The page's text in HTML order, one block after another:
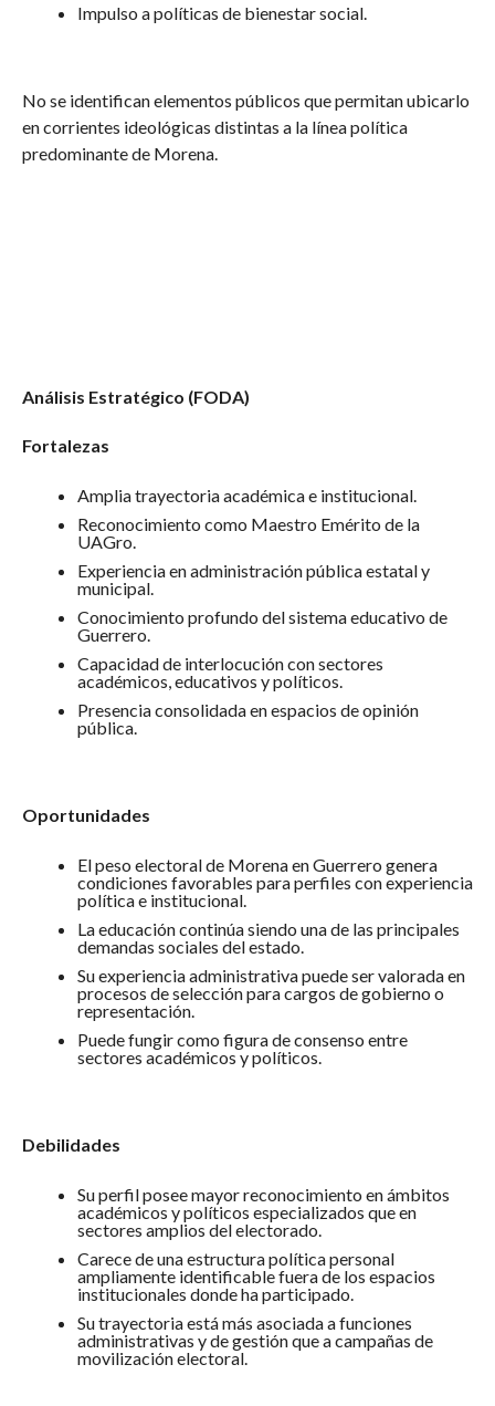
Impulso a políticas de bienestar social.
No se identifican elementos públicos que permitan ubicarlo
en corrientes ideológicas distintas a la línea política
predominante de Morena.
Análisis Estratégico (FODA)
Fortalezas
Amplia trayectoria académica e institucional.
Reconocimiento como Maestro Emérito de la
UAGro.
Experiencia en administración pública estatal y
municipal.
Conocimiento profundo del sistema educativo de
Guerrero.
Capacidad de interlocución con sectores
académicos, educativos y políticos.
Presencia consolidada en espacios de opinión
pública.
Oportunidades
El peso electoral de Morena en Guerrero genera
condiciones favorables para perfiles con experiencia
política e institucional.
La educación continúa siendo una de las principales
demandas sociales del estado.
Su experiencia administrativa puede ser valorada en
procesos de selección para cargos de gobierno o
representación.
Puede fungir como figura de consenso entre
sectores académicos y políticos.
Debilidades
Su perfil posee mayor reconocimiento en ámbitos
académicos y políticos especializados que en
sectores amplios del electorado.
Carece de una estructura política personal
ampliamente identificable fuera de los espacios
institucionales donde ha participado.
Su trayectoria está más asociada a funciones
administrativas y de gestión que a campañas de
movilización electoral.